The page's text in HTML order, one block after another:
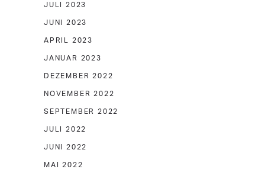
JULI 2023
JUNI 2023
APRIL 2023
JANUAR 2023
DEZEMBER 2022
NOVEMBER 2022
SEPTEMBER 2022
JULI 2022
JUNI 2022
MAI 2022